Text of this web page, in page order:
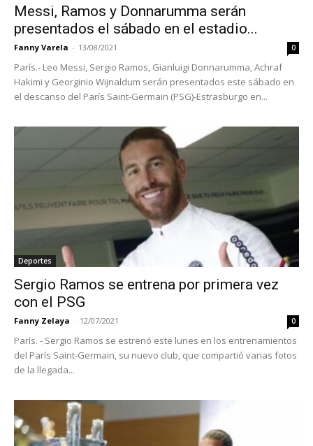
Messi, Ramos y Donnarumma serán
presentados el sábado en el estadio...
Fanny Varela - 13/08/2021 0
París.- Leo Messi, Sergio Ramos, Gianluigi Donnarumma, Achraf
Hakimi y Georginio Wijnaldum serán presentados este sábado en
el descanso del París Saint-Germain (PSG)-Estrasburgo en...
Deportes
Sergio Ramos se entrena por primera vez
con el PSG
Fanny Zelaya - 12/07/2021 0
París. - Sergio Ramos se estrenó este lunes en los entrenamientos
del París Saint-Germain, su nuevo club, que compartió varias fotos
de la llegada...